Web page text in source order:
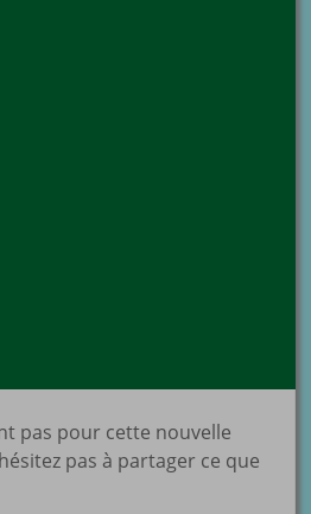
pas pour cette nouvelle
pas à partager ce que